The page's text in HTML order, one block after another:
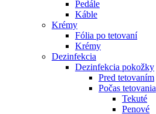
Pedále
Káble
Krémy
Fólia po tetovaní
Krémy
Dezinfekcia
Dezinfekcia pokožky
Pred tetovaním
Počas tetovania
Tekuté
Penové